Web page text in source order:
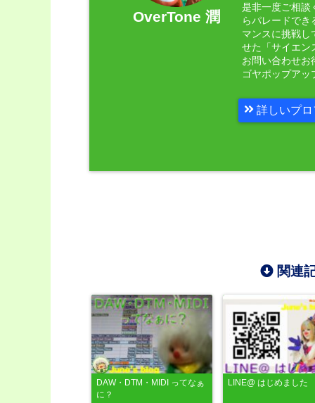
OverTone 潤
是非一度ご相
らパレードで
マンスに挑戦
せた「サイエ
お問い合わせお
ゴヤポップアッ
詳しいプ
関連
DAW・DTM・MIDI ってなぁ
に？
LINE@ はじめました